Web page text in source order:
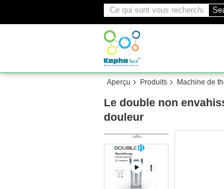
Aperçu Produits Machine de
Le double non
douleur